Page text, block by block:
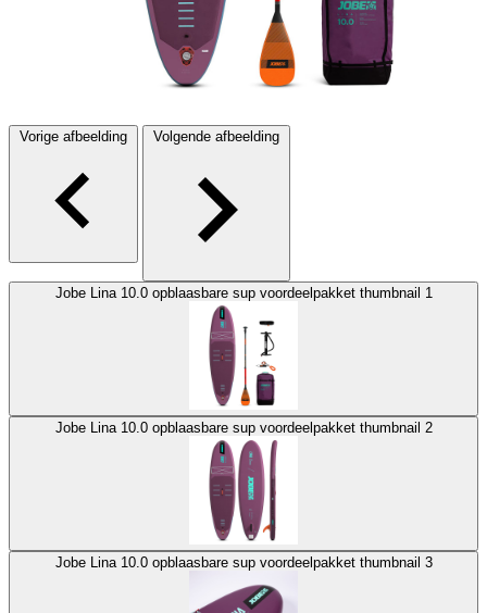
Vorige afbeelding Volgende afbeelding
Jobe Lina 10.0 opblaasbare sup voordeelpakket thumbnail 1
Jobe Lina 10.0 opblaasbare sup voordeelpakket thumbnail 2
Jobe Lina 10.0 opblaasbare sup voordeelpakket thumbnail 3